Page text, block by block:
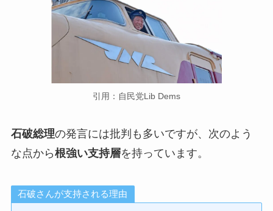
引用：自民党Lib Dems
石破総理の発言には批判も多いですが、次のよう
な点から根強い支持層を持っています。
石破さんが支持される理由